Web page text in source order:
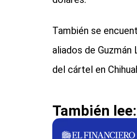
También se
aliados de
del cártel en
También lee: